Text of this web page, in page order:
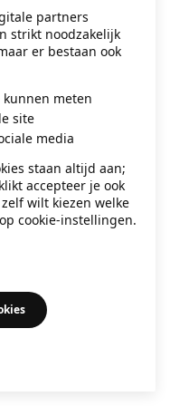
.
partners
strikt noodzakelijk
er bestaan ook
meten
site
media
staan altijd aan;
accepteer je ook
wilt kiezen welke
cookie-instellingen.